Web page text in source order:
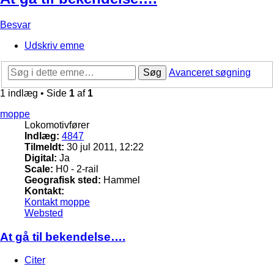
Besvar
Udskriv emne
Søg
Avanceret søgning
1 indlæg • Side 1 af 1
moppe
Lokomotivfører
Indlæg: 4847
Tilmeldt: 30 jul 2011, 12:22
Digital: Ja
Scale: H0 - 2-rail
Geografisk sted: Hammel
Kontakt:
Kontakt moppe
Websted
At gå til bekendelse….
Citer